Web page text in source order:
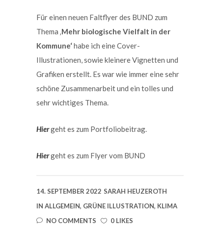
Für einen neuen Faltflyer des BUND zum
Thema ‚Mehr biologische Vielfalt in der
Kommune‘habe ich eine Cover-
Illustrationen, sowie kleinere Vignetten und
Grafiken erstellt. Es war wie immer eine sehr
schöne Zusammenarbeit und ein tolles und
sehr wichtiges Thema.
Hiergeht es zum Portfoliobeitrag.
Hiergeht es zum Flyer vom BUND
14. SEPTEMBER 2022 SARAH HEUZEROTH
IN ALLGEMEIN, GRÜNE ILLUSTRATION, KLIMA
NO COMMENTS
0 LIKES